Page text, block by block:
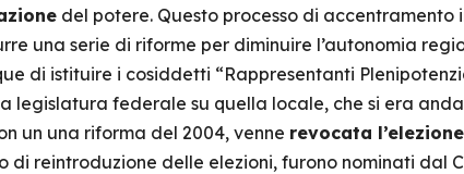
del potere. Questo processo di accentramento
una serie di riforme per diminuire l’autonomia
di istituire i cosiddetti “Rappresentanti
legislatura federale su quella locale, che si era
un una riforma del 2004, venne revocata
di reintroduzione delle elezioni, furono nominati dal